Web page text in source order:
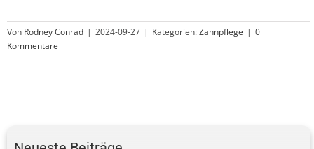
Von Rodney Conrad | 2024-09-27 | Kategorien:Zahnpflege | 0
Kommentare